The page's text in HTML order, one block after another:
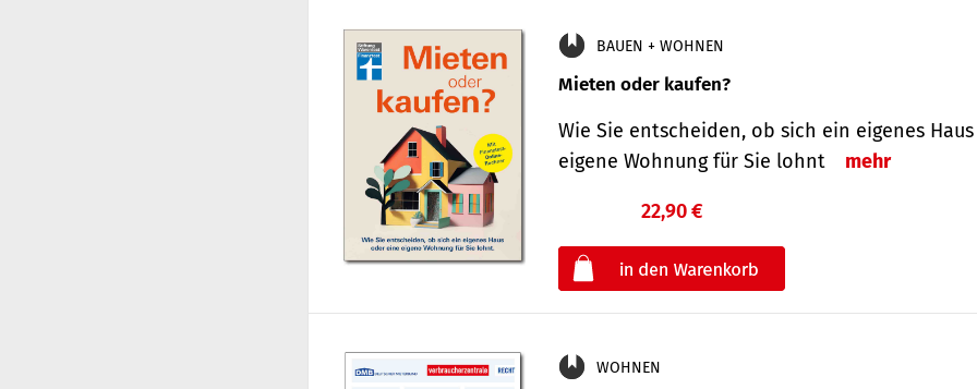
BAUEN + WOHNEN
Mieten oder kaufen?
Wie Sie entscheiden, ob sich ein eigenes
eigene Wohnung für Sie lohnt
mehr
22,90 €
WOHNEN